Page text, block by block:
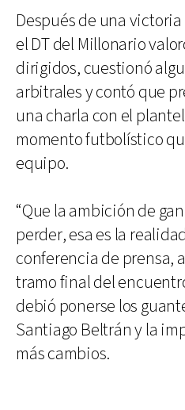
Después de una
el DT del Millonario
dirigidos, cuestionó
arbitrales y contó que
una charla con el
momento futbolístico
equipo.
“Que la ambición de
perder, esa es la
conferencia de prensa,
tramo final del
debió ponerse los
Santiago Beltrán y la
más cambios.